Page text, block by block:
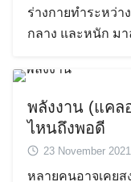
ร่างกายทำระหว่า
กลาง และหนัก ม
พลังงาน (แคล
ไหนถึงพอดี
23 November 2021
หลายคนอาจเคยส